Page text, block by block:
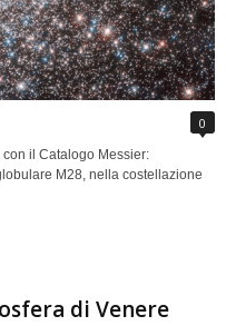
0
il Catalogo Messier:
M28, nella costellazione
di Venere